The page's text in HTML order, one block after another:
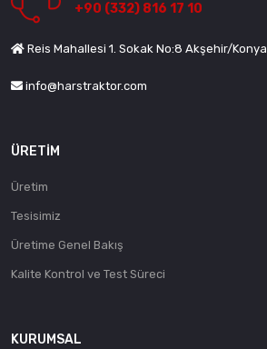
+90 (332) 816 17 10
Reis Mahallesi 1. Sokak No:8 Akşehir/Konya
info@harstraktor.com
ÜRETIM
Üretim
Tesisimiz
Üretime Genel Bakış
Kalite Kontrol ve Test Süreci
KURUMSAL